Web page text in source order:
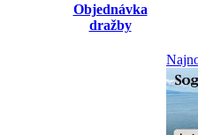
Objednávka
dražby